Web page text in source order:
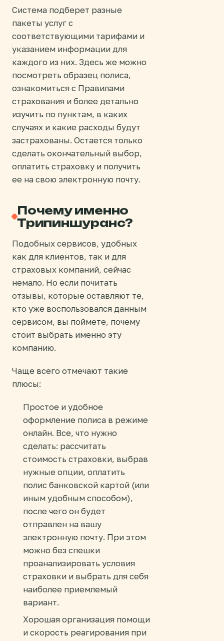
Система подберет разные
пакеты услуг с
соответствующими тарифами и
указанием информации для
каждого из них. Здесь же можно
посмотреть образец полиса,
ознакомиться с Правилами
страхования и более детально
изучить по пунктам, в каких
случаях и какие расходы будут
застрахованы. Остается только
сделать окончательный выбор,
оплатить страховку и получить
ее на свою электронную почту.
Почему именно
Трипиншуранс?
Подобных сервисов, удобных
как для клиентов, так и для
страховых компаний, сейчас
немало. Но если почитать
отзывы, которые оставляют те,
кто уже воспользовался данным
сервисом, вы поймете, почему
стоит выбрать именно эту
компанию.
Чаще всего отмечают такие
плюсы:
Простое и удобное
оформление полиса в режиме
онлайн. Все, что нужно
сделать: рассчитать
стоимость страховки, выбрав
нужные опции, оплатить
полис банковской картой (или
иным удобным способом),
после чего он будет
отправлен на вашу
электронную почту. При этом
можно без спешки
проанализировать условия
страховки и выбрать для себя
наиболее приемлемый
вариант.
Хорошая организация помощи
и скорость реагирования при